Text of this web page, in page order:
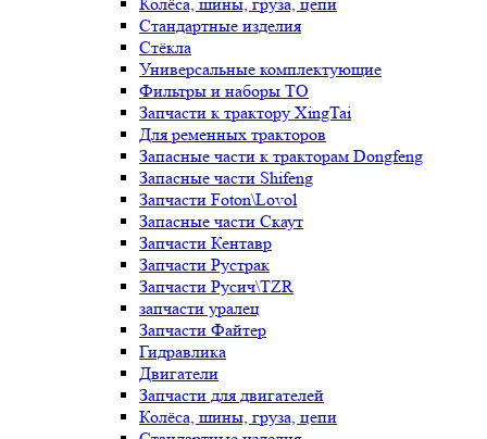
Стандартные изделия
Стёкла
Универсальные комплектующие
Фильтры и наборы ТО
Запчасти к трактору XingTai
Для ременных тракторов
Запасные части к тракторам Dongfeng
Запасные части Shifeng
Запчасти Foton\Lovol
Запасные части Скаут
Запчасти Кентавр
Запчасти Рустрак
Запчасти Русич\TZR
запчасти уралец
Запчасти Файтер
Гидравлика
Двигатели
Запчасти для двигателей
Колёса, шины, груза, цепи